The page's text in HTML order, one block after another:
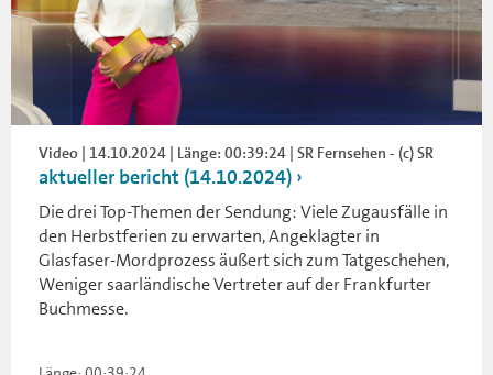
Video | 14.10.2024 | Länge: 00:39:24 | SR Fernsehen - (c) SR
aktueller bericht (14.10.2024)
Die drei Top-Themen der Sendung: Viele Zugausfälle in
den Herbstferien zu erwarten, Angeklagter in
Glasfaser-Mordprozess äußert sich zum Tatgeschehen,
Weniger saarländische Vertreter auf der Frankfurter
Buchmesse.